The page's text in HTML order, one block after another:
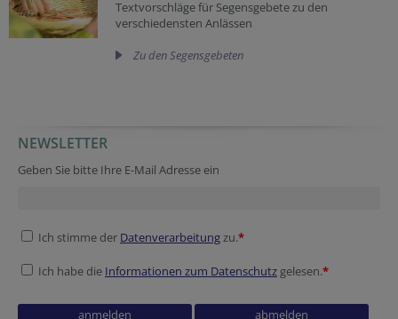
Textvorschläge für Segensgebete zu den
verschiedensten Anlässen
Zu den Segensgebeten
URL
URL
Homepage
URL
Tracking ID
Verification code
Homepage
NEWSLETTER
Geben Sie bitte Ihre E-Mail Adresse ein
Ich stimme der Datenverarbeitungzu.*
Ich habe die Informationen zum Datenschutz gelesen.*